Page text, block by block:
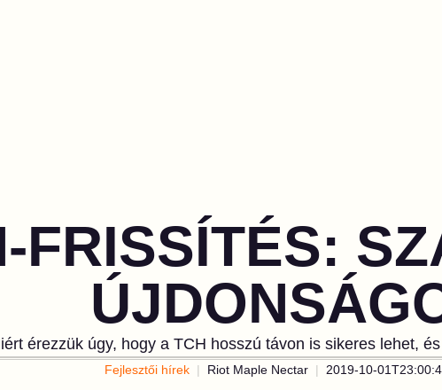
FRISSÍTÉS:
érezzük úgy, hogy a TCH hosszú távon is sikeres lehet,
Fejlesztői hírek Riot Maple Nectar 2019-10-